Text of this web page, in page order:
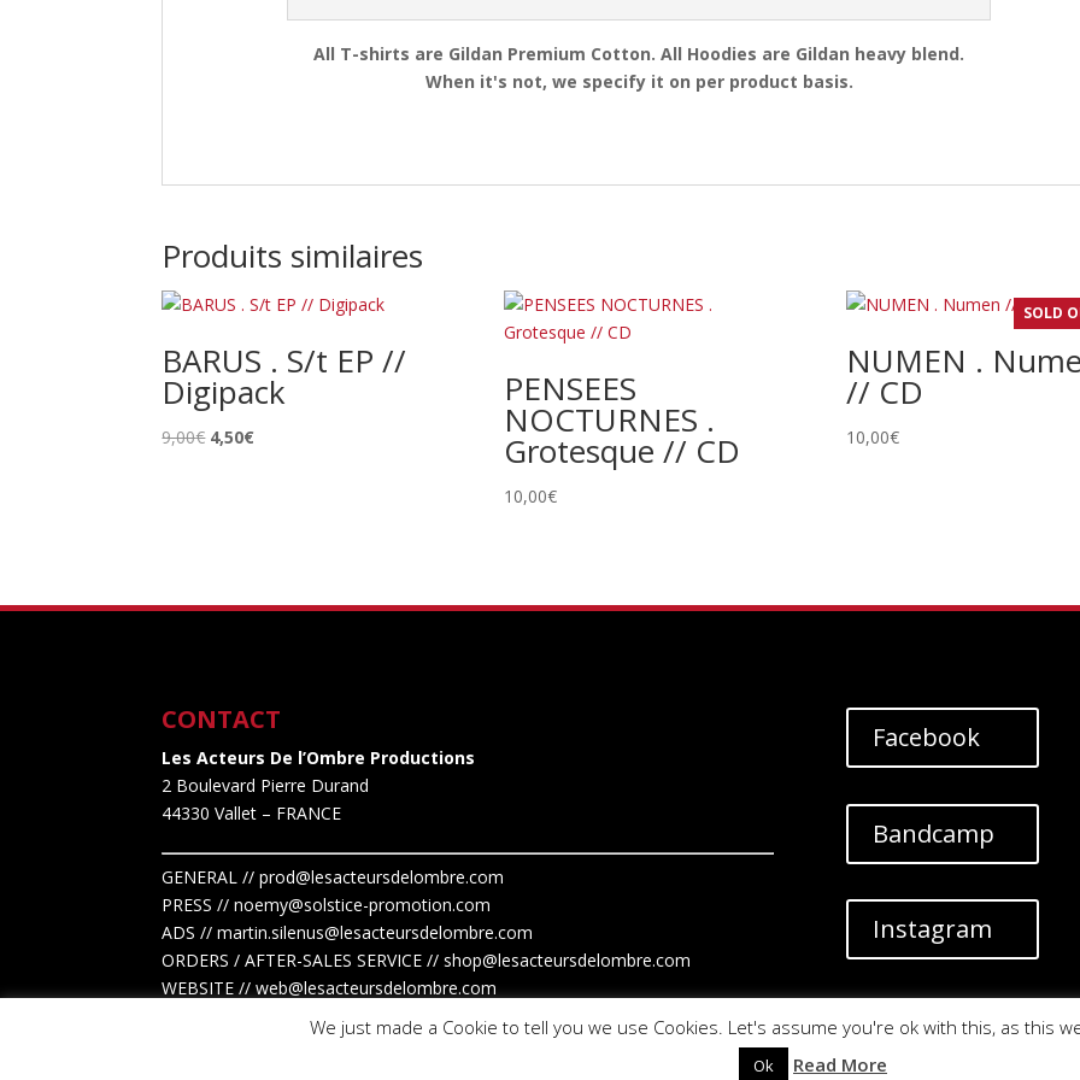
All T-shirts are Gildan Premium Cotton. All Hoodies are Gildan heavy blend.
When it's not, we specify it on per product basis.
Produits similaires
BARUS . S/t EP //
Digipack
9,00€ Le
4,50€Le
PENSEES
NOCTURNES .
Grotesque // CD
10,00€
SOLD
NUMEN .
// CD
10,00€
CONTACT
Les Acteurs De l’Ombre Productions
2 Boulevard Pierre Durand
44330 Vallet – FRANCE
GENERAL // prod@lesacteursdelombre.com
PRESS // noemy@solstice-promotion.com
ADS //martin.silenus@lesacteursdelombre.com
ORDERS / AFTER-SALES SERVICE // shop@lesacteursdelombre.com
WEBSITE // web@lesacteursdelombre.com
Facebook
Bandcamp
Instagram
We just made a Cookie to tell you we use Cookies. Let's assume you're ok with this, as this
Ok Read More